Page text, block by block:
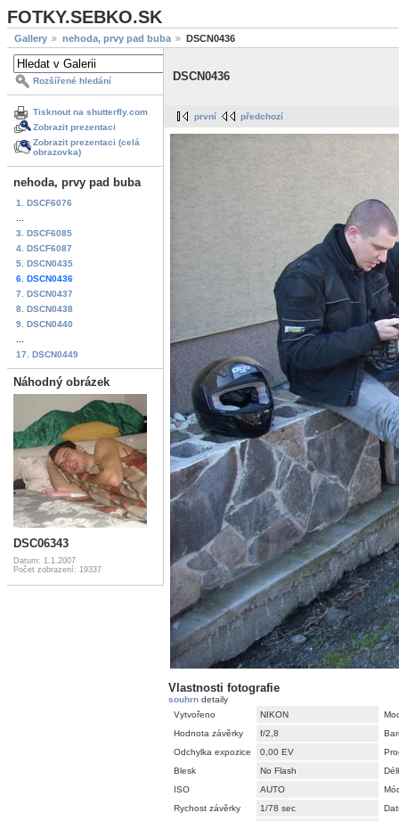
FOTKY.SEBKO.SK
Gallery nehoda, prvy pad buba DSCN0436
Rozšířené hledání
Tisknout na shutterfly.com
Zobrazit prezentaci
Zobrazit prezentaci (celá
obrazovka)
nehoda, prvy pad buba
1. DSCF6076
3. DSCF6085
4. DSCF6087
5. DSCN0435
6. DSCN0436
7. DSCN0437
8. DSCN0438
9. DSCN0440
17. DSCN0449
Náhodný obrázek
DSC06343
Datum: 1.1.2007
Počet zobrazení: 19337
DSCN0436
první předchozí
Vlastnosti fotografie
souhrn detaily
Vytvořeno
NIKON
Hodnota závěrky
f/2,8
Odchylka expozice
0,00 EV
Blesk
No Flash
ISO
AUTO
Rychost závěrky
1/78 sec